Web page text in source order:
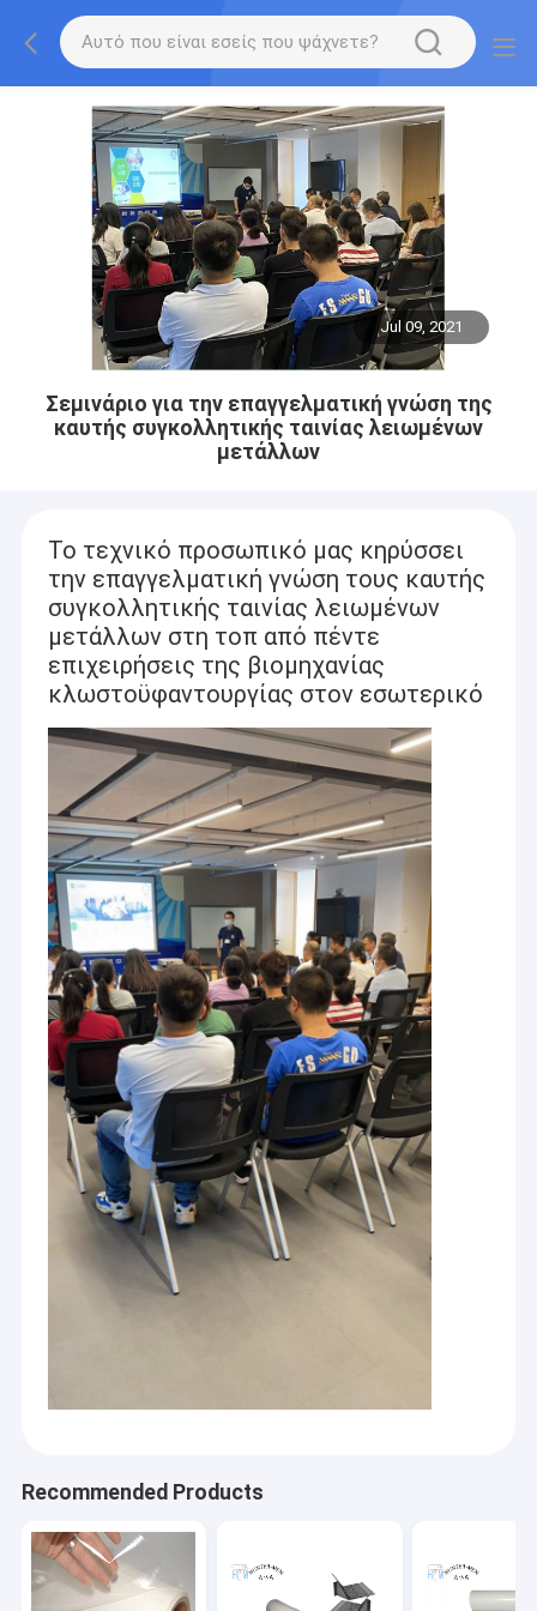
Jul 09, 2021
Σεμινάριο για την επαγγελματική γνώση της
καυτής συγκολλητικής ταινίας λειωμένων
μετάλλων
Το τεχνικό προσωπικό μας κηρύσσει
την επαγγελματική γνώση τους καυτής
συγκολλητικής ταινίας λειωμένων
μετάλλων στη τοπ από πέντε
επιχειρήσεις της βιομηχανίας
κλωστοϋφαντουργίας στον εσωτερικό
Recommended Products